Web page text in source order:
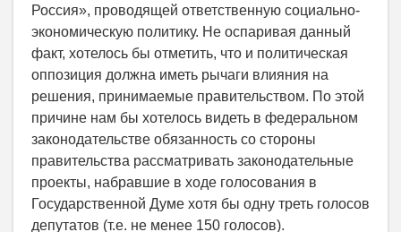
Россия», проводящей ответственную социально-
экономическую политику. Не оспаривая данный
факт, хотелось бы отметить, что и политическая
оппозиция должна иметь рычаги влияния на
решения, принимаемые правительством. По этой
причине нам бы хотелось видеть в федеральном
законодательстве обязанность со стороны
правительства рассматривать законодательные
проекты, набравшие в ходе голосования в
Государственной Думе хотя бы одну треть голосов
депутатов (т.е. не менее 150 голосов).